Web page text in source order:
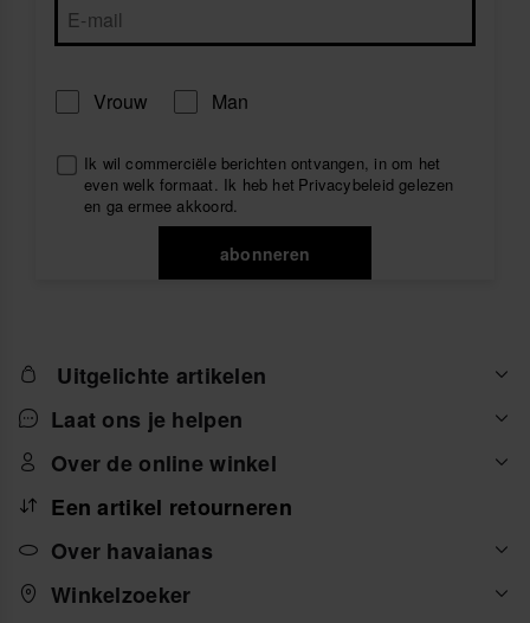
Vrouw Man
Ik wil commerciële berichten ontvangen, in om het
even welk formaat. Ik heb het Privacybeleid gelezen
en ga ermee akkoord.
abonneren
Uitgelichte artikelen
Laat ons je helpen
Over de online winkel
Een artikel retourneren
Over havaianas
Winkelzoeker